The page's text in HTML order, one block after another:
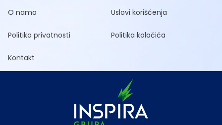
O nama Uslovi korišćenja
Politika privatnosti Politika kolačića
Kontakt